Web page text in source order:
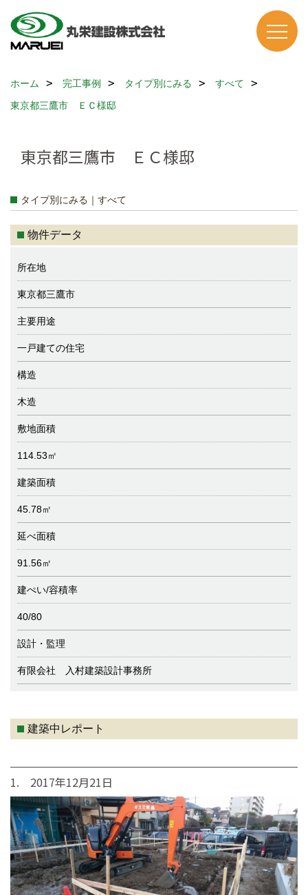
ホーム 完工事例 タイプ別にみる
すべて
東京都三鷹市 ＥＣ様邸
東京都三鷹市 ＥＣ様邸
タイプ別にみる｜すべて
物件データ
所在地
東京都三鷹市
主要用途
一戸建ての住宅
構造
木造
敷地面積
114.53㎡
建築面積
45.78㎡
延べ面積
91.56㎡
建ぺい/容積率
40/80
設計・監理
有限会社 入村建築設計事務所
建築中レポート
1. 2017年12月21日